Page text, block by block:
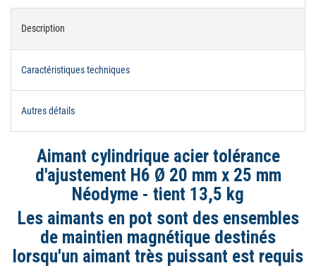
Description
Caractéristiques techniques
Autres détails
Aimant cylindrique acier tolérance
d'ajustement H6 Ø 20 mm x 25 mm
Néodyme - tient 13,5 kg
Les aimants en pot sont des ensembles
de maintien magnétique destinés
lorsqu'un aimant très puissant est requis